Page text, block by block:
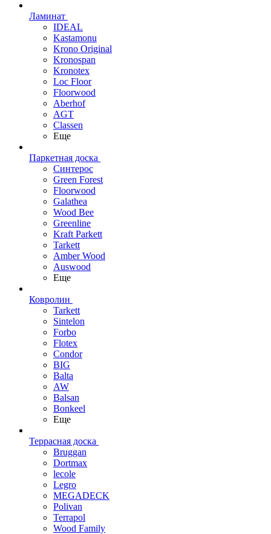
Ламинат
IDEAL
Kastamonu
Krono Original
Kronospan
Kronotex
Loc Floor
Floorwood
Aberhof
AGT
Classen
Еще
Паркетная доска
Синтерос
Green Forest
Floorwood
Galathea
Wood Bee
Greenline
Kraft Parkett
Tarkett
Amber Wood
Auswood
Еще
Ковролин
Tarkett
Sintelon
Forbo
Flotex
Condor
BIG
Balta
AW
Balsan
Bonkeel
Еще
Террасная доска
Bruggan
Dortmax
lecole
Legro
MEGADECK
Polivan
Terrapol
Wood Family